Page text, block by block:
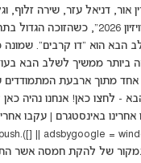
השלב הבא הוא "דו קרבים”.
ביותר ממשיך לשלב הבא
מתוך ארבעת המתמודדים
הבא - לחצו כאן! אנחנו נהיה
באינסטגרם | עקבו
של להקת חמסה אשר